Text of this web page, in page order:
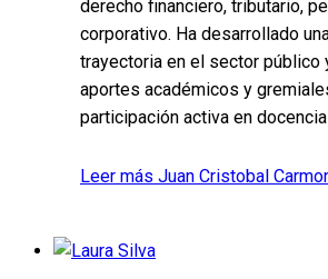
derecho financiero, tributario,
corporativo. Ha desarrollado
trayectoria en el sector público
aportes académicos y
participación activa en
Leer más Juan Cristobal